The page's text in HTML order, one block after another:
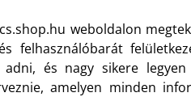
weboldalon
felhasználóbarát
és nagy sikere
amelyen minden